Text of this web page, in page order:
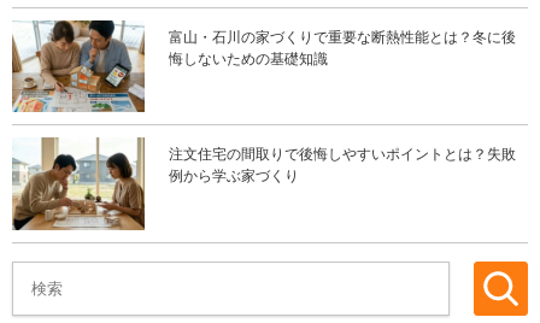
富山・石川の家づくりで重要な断熱性能とは？冬に後
悔しないための基礎知識
注文住宅の間取りで後悔しやすいポイントとは？失敗
例から学ぶ家づくり